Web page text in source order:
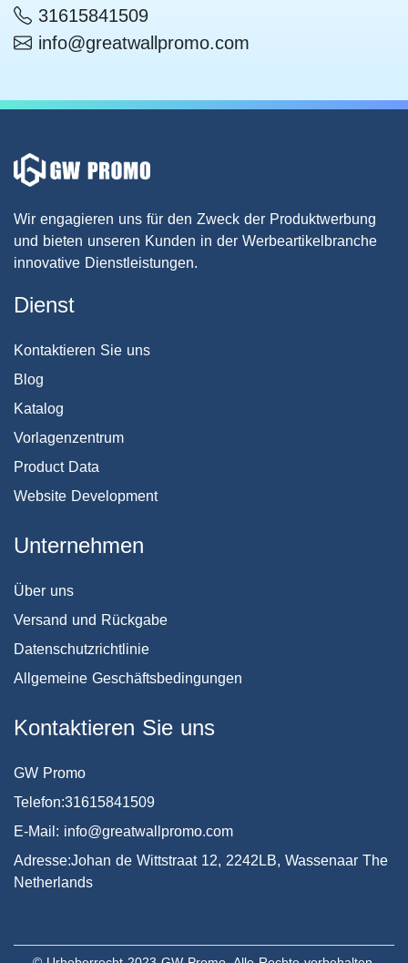
31615841509
info@greatwallpromo.com
Wir engagieren uns für den Zweck der Produktwerbung
und bieten unseren Kunden in der Werbeartikelbranche
innovative Dienstleistungen.
Dienst
Kontaktieren Sie uns
Blog
Katalog
Vorlagenzentrum
Product Data
Website Development
Unternehmen
Über uns
Versand und Rückgabe
Datenschutzrichtlinie
Allgemeine Geschäftsbedingungen
Kontaktieren Sie uns
GW Promo
Telefon:31615841509
E-Mail: info@greatwallpromo.com
Adresse:Johan de Wittstraat 12, 2242LB, Wassenaar The
Netherlands